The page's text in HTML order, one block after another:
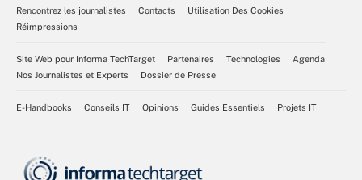
Rencontrez les journalistes
Contacts
Utilisation Des Cookies
Réimpressions
Site Web pour Informa TechTarget Partenaires Technologies
Agenda
Nos Journalistes et Experts
Dossier de Presse
E-Handbooks Conseils IT Opinions Guides Essentiels Projets IT